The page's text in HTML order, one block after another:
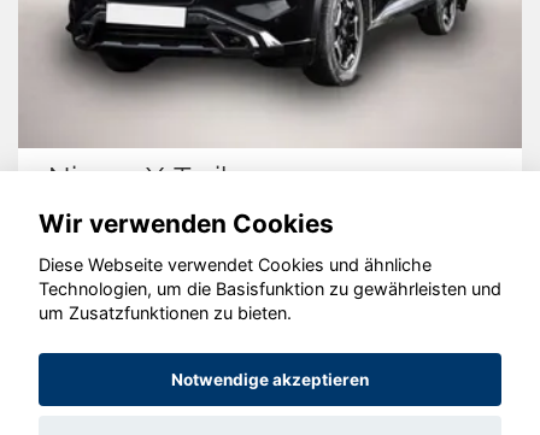
Nissan X-Trail
© konjunkturmotor.de GmbH 2020 - 2026
Wir verwenden Cookies
Diese Webseite verwendet Cookies und ähnliche
Technologien, um die Basisfunktion zu gewährleisten und
um Zusatzfunktionen zu bieten.
Notwendige akzeptieren